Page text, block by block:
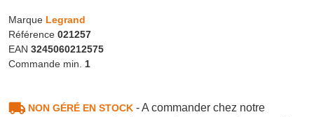
Marque Legrand
Référence 021257
EAN 3245060212575
Commande min. 1
NON GÉRÉ EN STOCK- A commander chez notre